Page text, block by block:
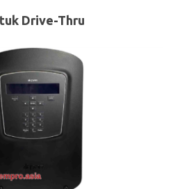
Drive-Thru